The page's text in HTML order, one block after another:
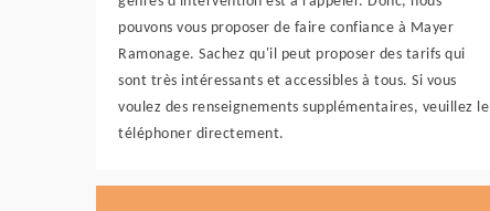
pouvons vous proposer de faire confiance à Mayer
Ramonage. Sachez qu'il peut proposer des tarifs qui
sont très intéressants et accessibles à tous. Si vous
voulez des renseignements supplémentaires, veuillez le
téléphoner directement.